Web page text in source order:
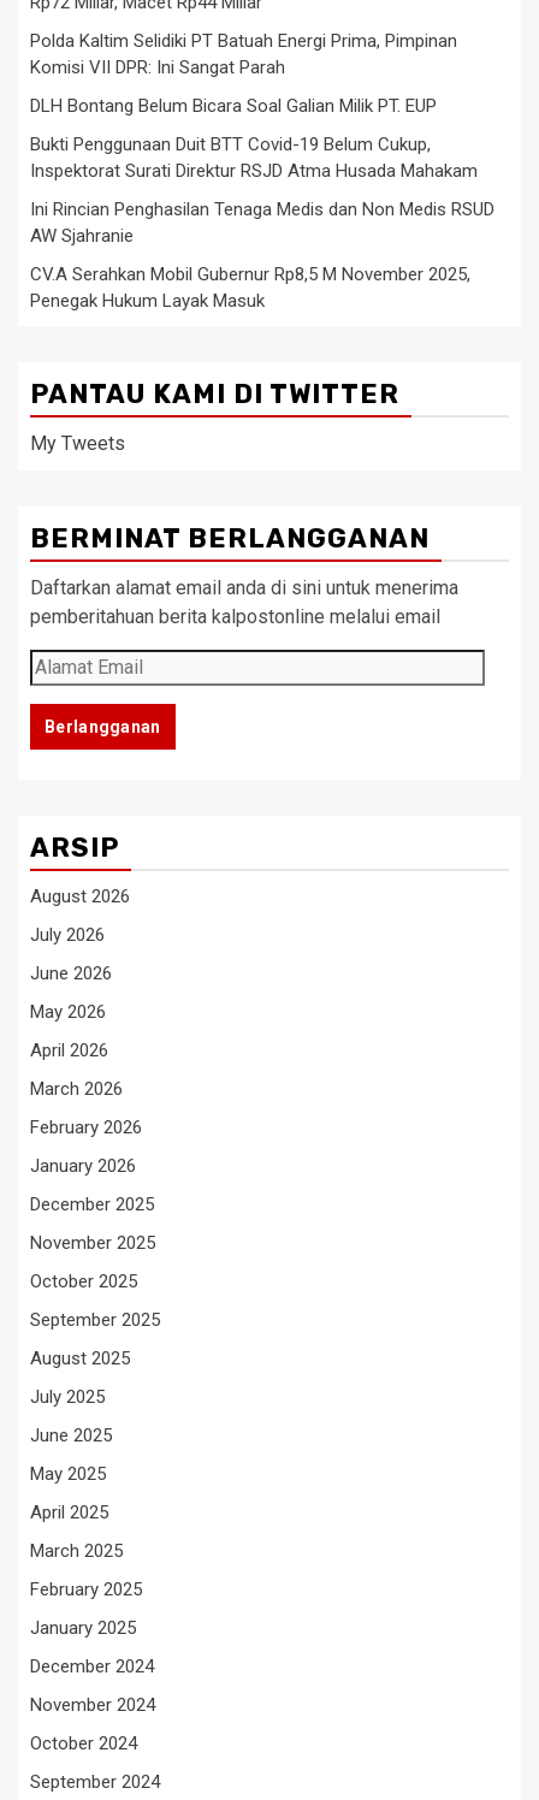
Polda Kaltim Selidiki PT Batuah Energi Prima, Pimpinan
Komisi VII DPR: Ini Sangat Parah
DLH Bontang Belum Bicara Soal Galian Milik PT. EUP
Bukti Penggunaan Duit BTT Covid-19 Belum Cukup,
Inspektorat Surati Direktur RSJD Atma Husada Mahakam
Ini Rincian Penghasilan Tenaga Medis dan Non Medis RSUD
AW Sjahranie
CV.A Serahkan Mobil Gubernur Rp8,5 M November 2025,
Penegak Hukum Layak Masuk
PANTAU KAMI DI TWITTER
My Tweets
BERMINAT BERLANGGANAN
Daftarkan alamat email anda di sini untuk menerima
pemberitahuan berita kalpostonline melalui email
Alamat
Email
Berlangganan
ARSIP
August 2026
July 2026
June 2026
May 2026
April 2026
March 2026
February 2026
January 2026
December 2025
November 2025
October 2025
September 2025
August 2025
July 2025
June 2025
May 2025
April 2025
March 2025
February 2025
January 2025
December 2024
November 2024
October 2024
September 2024